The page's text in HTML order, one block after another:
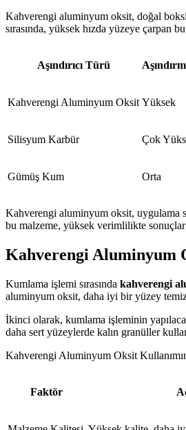
Kahverengi aluminyum oksit, doğal
sırasında, yüksek hızda yüzeye çarpan
Aşındırıcı Türü
Kahverengi Aluminyum Oksit Yüksek
Silisyum Karbür Çok
Gümüş Kum Orta
Kahverengi aluminyum oksit, uygulama
bu malzeme, yüksek verimlilikte sonuçlar
Kahverengi Aluminyum
Kumlama işlemi sırasında kahverengi
aluminyum oksit, daha iyi bir yüzey
İkinci olarak, kumlama işleminin
daha sert yüzeylerde kalın granüller
Kahverengi Aluminyum Oksit
Faktör